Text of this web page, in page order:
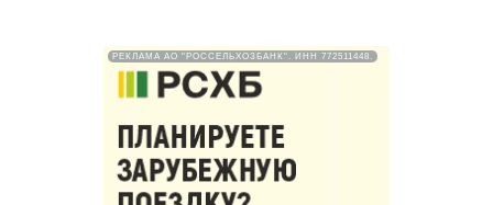
РЕКЛАМА АО "РОССЕЛЬХОЗБАНК". ИНН 772511448.